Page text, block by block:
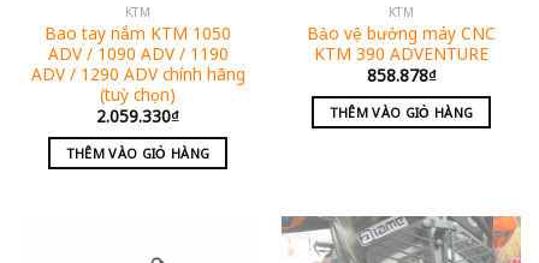
KTM
Bao tay nắm KTM 1050
ADV / 1090 ADV / 1190
ADV / 1290 ADV chính hãng
(tuỳ chọn)
2.059.330₫
THÊM VÀO GIỎ HÀNG
KTM
Bảo vệ bưởng máy CNC
KTM 390 ADVENTURE
858.878₫
THÊM VÀO GIỎ HÀNG